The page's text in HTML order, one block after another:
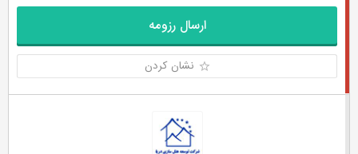
ارسال رزومه
نشان کردن